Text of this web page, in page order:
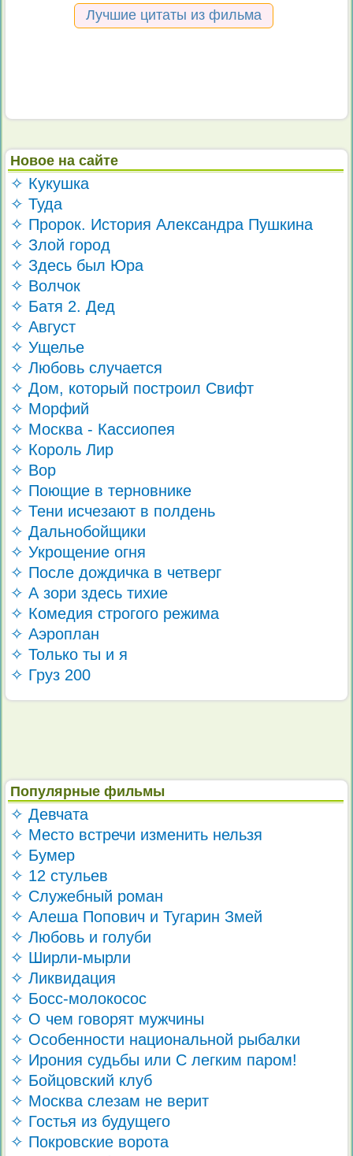
Лучшие цитаты из фильма
Новое на сайте
✧ Кукушка
✧ Туда
✧ Пророк. История Александра Пушкина
✧ Злой город
✧ Здесь был Юра
✧ Волчок
✧ Батя 2. Дед
✧ Август
✧ Ущелье
✧ Любовь случается
✧ Дом, который построил Свифт
✧ Морфий
✧ Москва - Кассиопея
✧ Король Лир
✧ Вор
✧ Поющие в терновнике
✧ Тени исчезают в полдень
✧ Дальнобойщики
✧ Укрощение огня
✧ После дождичка в четверг
✧ А зори здесь тихие
✧ Комедия строгого режима
✧ Аэроплан
✧ Только ты и я
✧ Груз 200
Популярные фильмы
✧ Девчата
✧ Место встречи изменить нельзя
✧ Бумер
✧ 12 стульев
✧ Служебный роман
✧ Алеша Попович и Тугарин Змей
✧ Любовь и голуби
✧ Ширли-мырли
✧ Ликвидация
✧ Босс-молокосос
✧ О чем говорят мужчины
✧ Особенности национальной рыбалки
✧ Ирония судьбы или С легким паром!
✧ Бойцовский клуб
✧ Москва слезам не верит
✧ Гостья из будущего
✧ Покровские ворота